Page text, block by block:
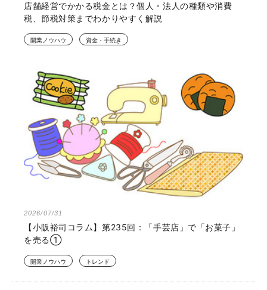
店舗経営でかかる税金とは？個人・法人の種類や消費
税、節税対策までわかりやすく解説
開業ノウハウ 資金・手続き
2026/07/31
【小阪裕司コラム】第235回：「手芸店」で「お菓子」
を売る①
開業ノウハウ トレンド